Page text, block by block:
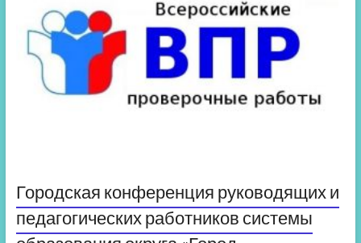
Городская конференция руководящих и
педагогических работников системы